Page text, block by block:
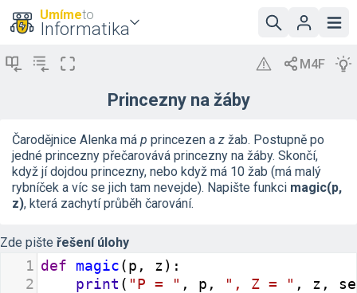
Umímeto
Informatika
Princezny na žáby
Čarodějnice Alenka má p princezen a z žab. Postupně po
jedné princezny přečarovává princezny na žáby. Skončí,
když jí dojdou princezny, nebo když má 10 žab (má malý
rybníček a víc se jich tam nevejde). Napište funkci magic(p,
z), která zachytí průběh čarování.
Zde pište řešení úlohy
1 def magic(p , z):
2
print ( "P = " , p , ", Z = " , z ,